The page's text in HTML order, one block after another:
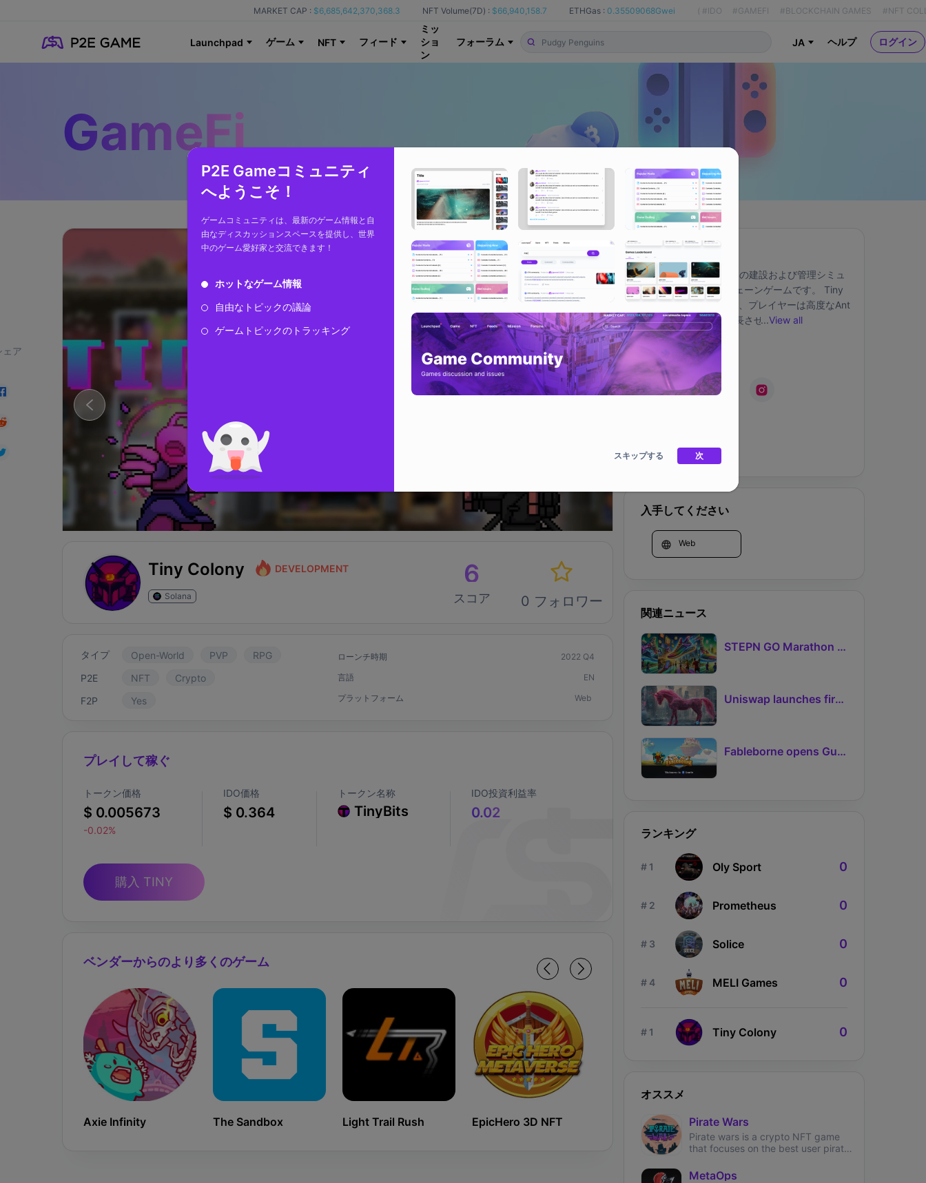
MARKET CAP : $6,685,642,370,368.3 NFT Volume(7D) : $66,940,158.7 ETHGas : 0.35509068Gwei ( #IDO #GAMEFI #BLOCKCHAIN GAMES #NFT
Launchpad ゲーム NFT フィード
ミッ
ショ
ン
フォーラム JA ヘルプ ログイン
P2E Gameコミュニティ
へようこそ！
ゲームコミュニティは、最新のゲーム情報と自
由なディスカッションスペースを提供し、世界
中のゲーム愛好家と交流できます！
ホットなゲーム情報
自由なトピックの議論
ゲームトピックのトラッキング
スキップする 次
GameFi
ェア
Tiny Colony DEVELOPMENT
Solana
6
スコア 0 フォロワー
タイプ Open-World PVP
RPG
P2E
NFT
Crypto
F2P
Yes
ローンチ時期
2022 Q4
言語
EN
プラットフォーム
Web
プレイして稼ぐ
トークン価格
$ 0.005673
-0.02%
IDO価格
$ 0.364
トークン名称
TinyBits
IDO投資利益率
0.02
購入 TINY
ベンダーからのより多くのゲーム
Axie Infinity The Sandbox Light Trail Rush EpicHero 3D NFT Kingdom Karnage The Fabled
About
Tiny Colonyは、史上初の建設および管理シミュ
レーションブロックチェーンゲームです。 Tiny
Colony Metaverseでは、プレイヤーは高度なAnt
コロニーを構築して成長させ、地下を歩き回る暗
黒の勢力から基地を守り、他のコロニーに戦いを
挑み、同盟を形成し、大規模なコミュニティイベ
ントに参加するために互いに取引することができ
ます。プレイヤーは、コミュニティクエスト、バ
トルアリーナ、グラディエーターファイト、タイ
羅するメタバースです。
...View all
SNS
入手してください
Web
関連ニュース
STEPN GO Marathon Challenge Season 3: Sign-Ups Live With Teams and Missed-Day Insurance
Uniswap launches first Robinhood Chain launchpad
Fableborne opens Guild signups for Season 5 as Guilds 2.0 lifts the prize pool to 95%
ランキング
# 1 Oly Sport 0
# 2 Prometheus 0
# 3 Solice 0
# 4 MELI Games 0
# 1 Tiny Colony 0
オススメ
Pirate Wars
Pirate wars is a crypto NFT game
that focuses on the best user pirate
MetaOps